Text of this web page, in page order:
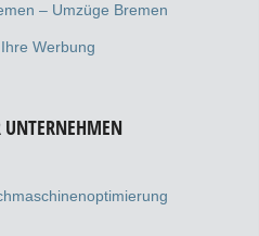
– Umzüge Bremen
Ihre Werbung
UNTERNEHMEN